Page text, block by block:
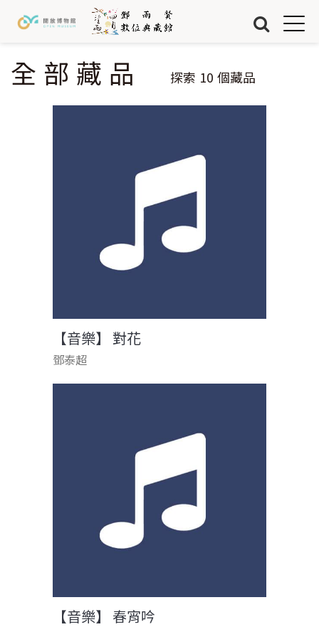
關於我們
Jump to Navigation
Jump to Main content
您在這裡
全部藏品 探索 10 個藏品
【音樂】 對花
鄧泰超
【音樂】 春宵吟